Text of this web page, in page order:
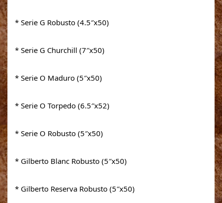
* Serie G Robusto (4.5″x50)
* Serie G Churchill (7″x50)
* Serie O Maduro (5″x50)
* Serie O Torpedo (6.5″x52)
* Serie O Robusto (5″x50)
* Gilberto Blanc Robusto (5″x50)
* Gilberto Reserva Robusto (5″x50)